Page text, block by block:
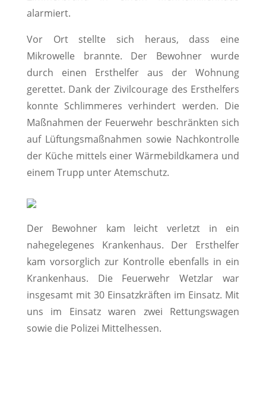
alarmiert.
Vor Ort stellte sich heraus, dass eine
Mikrowelle brannte. Der Bewohner wurde
durch einen Ersthelfer aus der Wohnung
gerettet. Dank der Zivilcourage des Ersthelfers
konnte Schlimmeres verhindert werden. Die
Maßnahmen der Feuerwehr beschränkten sich
auf Lüftungsmaßnahmen sowie Nachkontrolle
der Küche mittels einer Wärmebildkamera und
einem Trupp unter Atemschutz.
Der Bewohner kam leicht verletzt in ein
nahegelegenes Krankenhaus. Der Ersthelfer
kam vorsorglich zur Kontrolle ebenfalls in ein
Krankenhaus. Die Feuerwehr Wetzlar war
insgesamt mit 30 Einsatzkräften im Einsatz. Mit
uns im Einsatz waren zwei Rettungswagen
sowie die Polizei Mittelhessen.